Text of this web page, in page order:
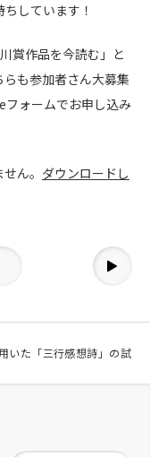
しています！
賞作品を今読む」と
も参加者さん大募集
フォームでお申し込み
ん。 ダウンロードし
いた「三行感想詩」の試